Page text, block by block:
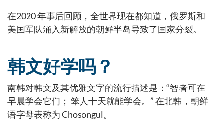
在2020 年事后回顾，全世界现在都知道，俄罗斯和
美国军队涌入新解放的朝鲜半岛导致了国家分裂。
韩文好学吗？
南韩对韩文及其优雅文字的流行描述是：“智者可在
早晨学会它们； 笨人十天就能学会。” 在北韩，朝鲜
语字母表称为 Chosongul。